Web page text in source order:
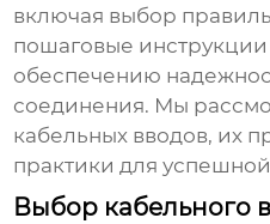
включая выбор
пошаговые инструкции
обеспечению
соединения. Мы
кабельных вводов, их
практики для
Выбор кабельного